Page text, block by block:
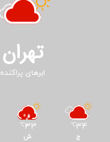
تهران
ابرهای پراکنده
34
℃
ج
33
℃
ش